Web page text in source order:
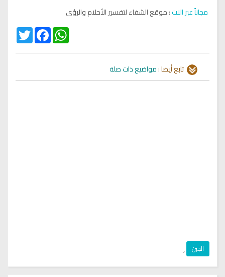
مجاناً عبر النت: موقع الشفاء لتفسير الأحلام والرؤى
Twitter
FacebookWhatsApp
تابع أيضا :مواضيع ذات صلة
الجبن ,